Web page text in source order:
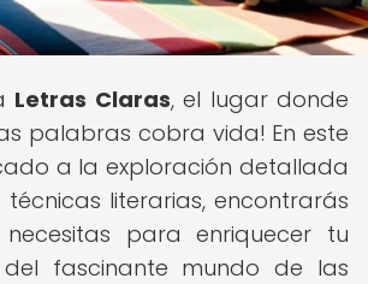
Letras Claras, el lugar donde
palabras cobra vida! En este
a la exploración detallada
literarias, encontrarás
para enriquecer tu
del fascinante mundo de las